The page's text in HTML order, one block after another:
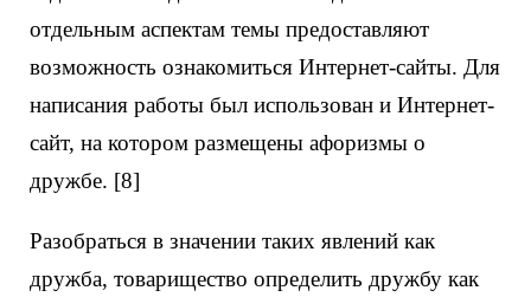
отдельным аспектам темы предоставляют
возможность ознакомиться Интернет-сайты. Для
написания работы был использован и Интернет-
сайт, на котором размещены афоризмы о
дружбе. [8]
Разобраться в значении таких явлений как
дружба, товарищество определить дружбу как